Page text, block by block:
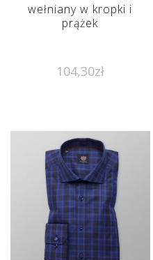
wełniany w kropki i
prążek
104,30zł